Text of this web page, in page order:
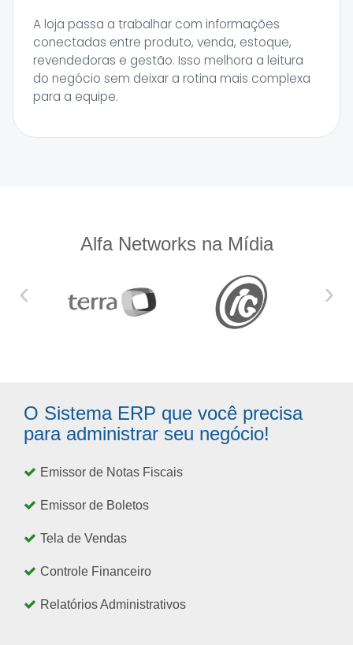
A loja passa a trabalhar com informações
conectadas entre produto, venda, estoque,
revendedoras e gestão. Isso melhora a leitura
do negócio sem deixar a rotina mais complexa
para a equipe.
Alfa Networks na Mídia
‹ ›
O Sistema ERP que você precisa
para administrar seu negócio!
Emissor de Notas Fiscais
Emissor de Boletos
Tela de Vendas
Controle Financeiro
Relatórios Administrativos